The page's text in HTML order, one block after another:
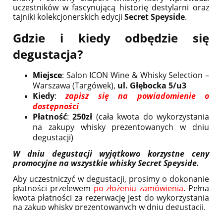
uczestników w fascynującą historię destylarni oraz
tajniki kolekcjonerskich edycji Secret Speyside.
Gdzie i kiedy odbędzie się
degustacja?
Miejsce: Salon ICON Wine & Whisky Selection –
Warszawa (Targówek), ul. Głębocka 5/u3
Kiedy:zapisz się na powiadomienie o
dostępności
Płatność:250zł (cała kwota do wykorzystania
na zakupy whisky prezentowanych w dniu
degustacji)
W dniu degustacji wyjątkowo korzystne ceny
promocyjne na wszystkie whisky Secret Speyside.
Aby uczestniczyć w degustacji, prosimy o dokonanie
płatności przelewem po złożeniu zamówienia. Pełna
kwota płatności za rezerwację jest do wykorzystania
na zakup whisky prezentowanych w dniu degustacji.